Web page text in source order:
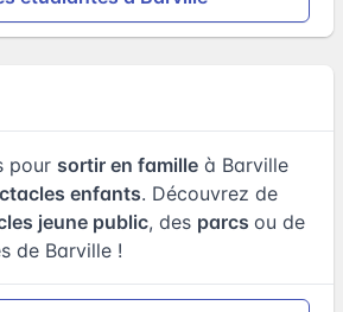
pour sortir en famille à Barville
enfants. Découvrez de
jeune public, des parcs ou de
de Barville !